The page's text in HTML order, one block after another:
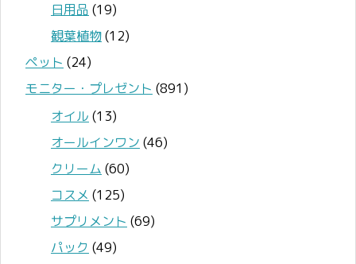
日用品 (19)
観葉植物(12)
ペット (24)
モニター・プレゼント (891)
オイル (13)
オールインワン (46)
クリーム (60)
コスメ (125)
サプリメント (69)
パック (49)